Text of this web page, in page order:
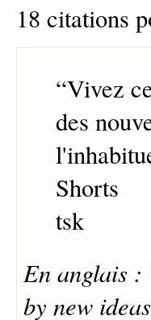
18 citations
“Vivez
des
Shorts
tsk
En anglais
by new